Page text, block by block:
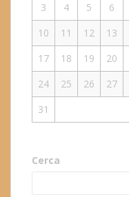
3 4 5 6
10
11 12 13
17
18 19 20
24
25 26 27
31
Cerca